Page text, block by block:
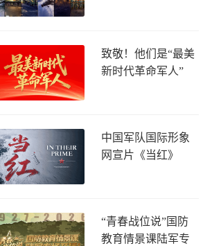
致敬！他们是“最美
新时代革命军人”
中国军队国际形象
网宣片《当红》
“青春战位说”国防
教育情景课陆军专